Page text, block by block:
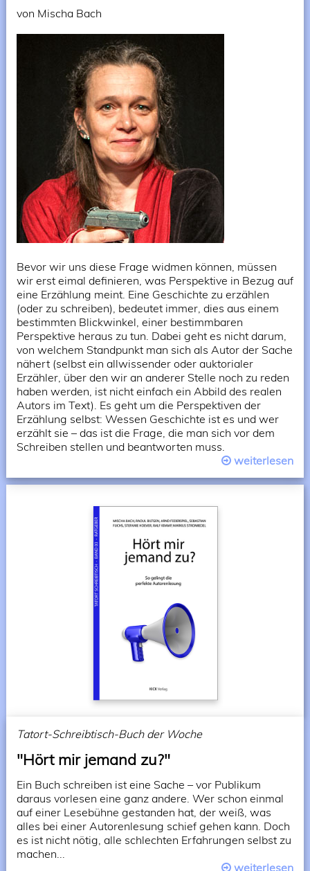
von Mischa Bach
Bevor wir uns diese Frage widmen können, müssen
wir erst eimal definieren, was Perspektive in Bezug auf
eine Erzählung meint. Eine Geschichte zu erzählen
(oder zu schreiben), bedeutet immer, dies aus einem
bestimmten Blickwinkel, einer bestimmbaren
Perspektive heraus zu tun. Dabei geht es nicht darum,
von welchem Standpunkt man sich als Autor der Sache
nähert (selbst ein allwissender oder auktorialer
Erzähler, über den wir an anderer Stelle noch zu reden
haben werden, ist nicht einfach ein Abbild des realen
Autors im Text). Es geht um die Perspektiven der
Erzählung selbst: Wessen Geschichte ist es und wer
erzählt sie – das ist die Frage, die man sich vor dem
Schreiben stellen und beantworten muss.
weiterlesen
Tatort-Schreibtisch-Buch der Woche
"Hört mir jemand zu?"
Ein Buch schreiben ist eine Sache – vor Publikum
daraus vorlesen eine ganz andere. Wer schon einmal
auf einer Lesebühne gestanden hat, der weiß, was
alles bei einer Autorenlesung schief gehen kann. Doch
es ist nicht nötig, alle schlechten Erfahrungen selbst zu
machen...
weiterlesen